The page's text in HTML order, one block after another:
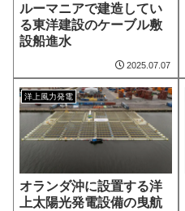
ルーマニアで建造してい
る東洋建設のケーブル敷
設船進水
2025.07.07
洋上風力発電
オランダ沖に設置する洋
上太陽光発電設備の曳航